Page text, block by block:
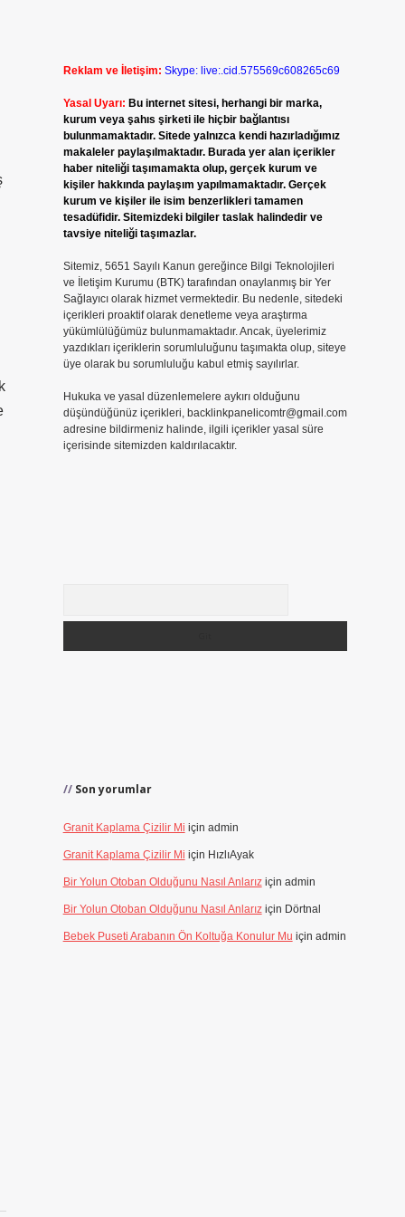
Reklam ve İletişim: Skype: live:.cid.575569c608265c69
Yasal Uyarı: Bu internet sitesi, herhangi bir marka,
kurum veya şahıs şirketi ile hiçbir bağlantısı
bulunmamaktadır. Sitede yalnızca kendi hazırladığımız
makaleler paylaşılmaktadır. Burada yer alan içerikler
haber niteliği taşımamakta olup, gerçek kurum ve
kişiler hakkında paylaşım yapılmamaktadır. Gerçek
kurum ve kişiler ile isim benzerlikleri tamamen
tesadüfidir. Sitemizdeki bilgiler taslak halindedir ve
tavsiye niteliği taşımazlar.
Sitemiz, 5651 Sayılı Kanun gereğince Bilgi Teknolojileri
ve İletişim Kurumu (BTK) tarafından onaylanmış bir Yer
Sağlayıcı olarak hizmet vermektedir. Bu nedenle, sitedeki
içerikleri proaktif olarak denetleme veya araştırma
yükümlülüğümüz bulunmamaktadır. Ancak, üyelerimiz
yazdıkları içeriklerin sorumluluğunu taşımakta olup, siteye
üye olarak bu sorumluluğu kabul etmiş sayılırlar.
Hukuka ve yasal düzenlemelere aykırı olduğunu
düşündüğünüz içerikleri, backlinkpanelicomtr@gmail.com
adresine bildirmeniz halinde, ilgili içerikler yasal süre
içerisinde sitemizden kaldırılacaktır.
Son yorumlar
Granit Kaplama Çizilir Mi için admin
Granit Kaplama Çizilir Mi için HızlıAyak
Bir Yolun Otoban Olduğunu Nasıl Anlarıziçin admin
Bir Yolun Otoban Olduğunu Nasıl Anlarıziçin Dörtnal
Bebek Puseti Arabanın Ön Koltuğa Konulur Mu için admin